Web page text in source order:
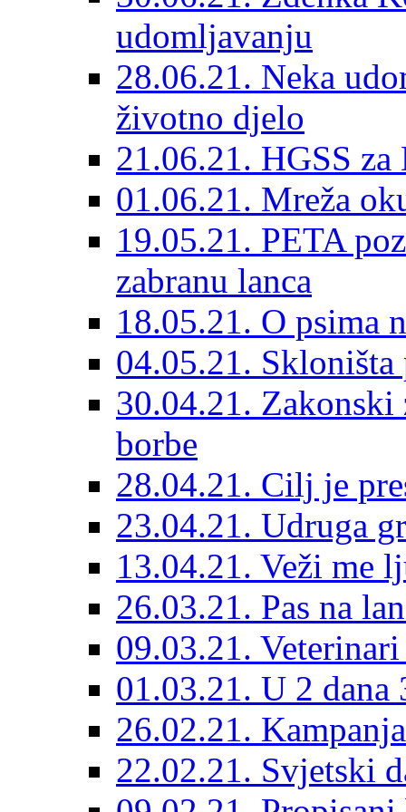
udomljavanju
28.06.21. Neka
životno djelo
21.06.21. HGSS za
01.06.21. Mreža
19.05.21. PETA
zabranu lanca
18.05.21. O psima
04.05.21.
30.04.21. Zakonski
borbe
28.04.21. Cilj je
23.04.21. Udruga
13.04.21. Veži me
26.03.21. Pas na
09.03.21.
01.03.21. U 2
26.02.21.
22.02.21. Svjetski